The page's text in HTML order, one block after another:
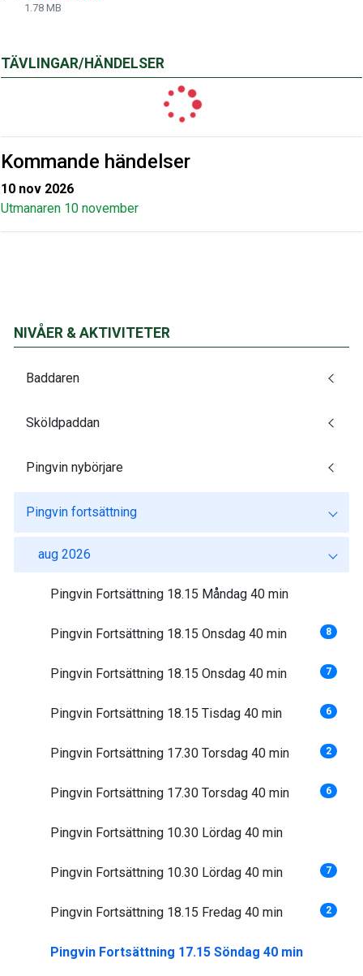
1.78 MB
TÄVLINGAR/HÄNDELSER
Kommande händelser
10 nov 2026
Utmanaren 10 november
NIVÅER & AKTIVITETER
Baddaren
Sköldpaddan
Pingvin nybörjare
Pingvin fortsättning
aug 2026
Pingvin Fortsättning 18.15 Måndag 40 min
Pingvin Fortsättning 18.15 Onsdag 40 min 8
Pingvin Fortsättning 18.15 Onsdag 40 min 7
Pingvin Fortsättning 18.15 Tisdag 40 min 6
Pingvin Fortsättning 17.30 Torsdag 40 min 2
Pingvin Fortsättning 17.30 Torsdag 40 min 6
Pingvin Fortsättning 10.30 Lördag 40 min
Pingvin Fortsättning 10.30 Lördag 40 min 7
Pingvin Fortsättning 18.15 Fredag 40 min 2
Pingvin Fortsättning 17.15 Söndag 40 min